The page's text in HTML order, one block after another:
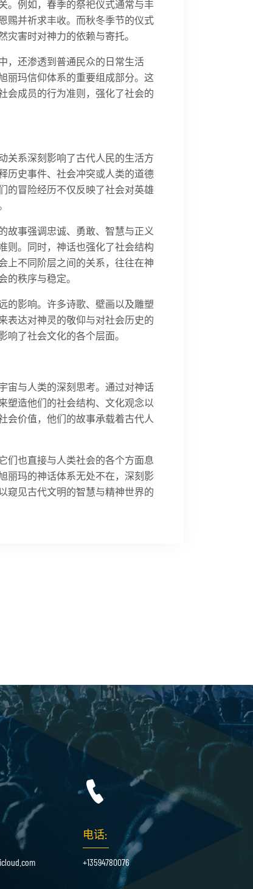
。例如，春季的祭祀仪式通常与丰
赐并祈求丰收。而秋冬季节的仪式
害时对神力的依赖与寄托。
，还渗透到普通民众的日常生活
丽玛信仰体系的重要组成部分。这
会成员的行为准则，强化了社会的
关系深刻影响了古代人民的生活方
历史事件、社会冲突或人类的道德
的冒险经历不仅反映了社会对英雄
故事强调忠诚、勇敢、智慧与正义
则。同时，神话也强化了社会结构
上不同阶层之间的关系，往往在神
秩序与稳定。
的影响。许多诗歌、壁画以及雕塑
表达对神灵的敬仰与对社会历史的
了社会文化的各个层面。
宙与人类的深刻思考。通过对神话
塑造他们的社会结构、文化观念以
会价值，他们的故事承载着古代人
们也直接与人类社会的各个方面息
丽玛的神话体系无处不在，深刻影
窥见古代文明的智慧与精神世界的
电话:
+13594780076